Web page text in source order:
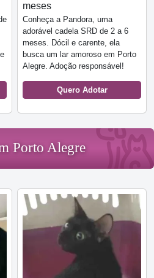
meses
Conheça a Pandora, uma
adorável cadela SRD de 2 a 6
meses. Dócil e carente, ela
busca um lar amoroso em Porto
Alegre. Adoção responsável!
Quero Adotar
Porto Alegre